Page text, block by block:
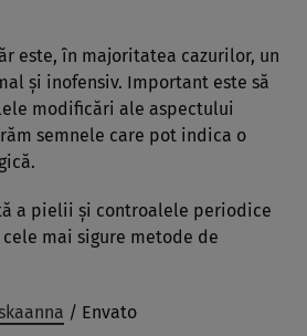
este, în majoritatea cazurilor, un
și inofensiv. Important este să
modificări ale aspectului
semnele care pot indica o
a pielii și controalele periodice
mai sigure metode de
/ Envato